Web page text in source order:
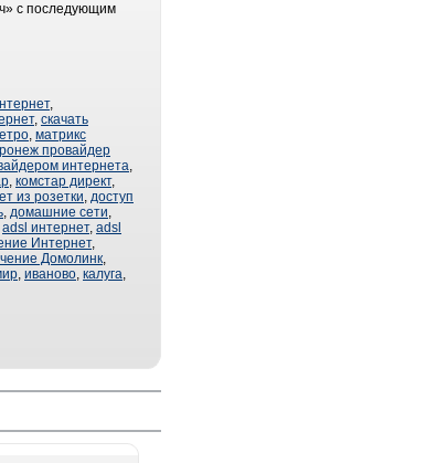
с последующим
,
, скачать
, матрикс
провайдер
интернета,
, комстар директ,
из розетки, доступ
, домашние сети,
adsl интернет, adsl
Интернет,
Домолинк,
, иваново, калуга,